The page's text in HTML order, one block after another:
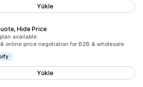
Yükle
Hide Price
available
online price negotiation for B2B & wholesale
Yükle